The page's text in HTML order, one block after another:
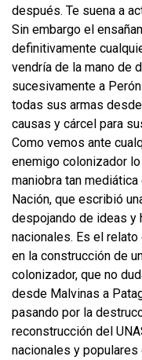
después. Te suena a
Sin embargo el
definitivamente
vendría de la mano de
sucesivamente a
todas sus armas
causas y cárcel para
Como vemos ante
enemigo colonizador
maniobra tan
Nación, que escribió
despojando de ideas y
nacionales. Es el
en la construcción de
colonizador, que no
desde Malvinas a
pasando por la
reconstrucción del
nacionales y